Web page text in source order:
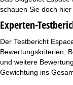
schauen Sie doch
Experten-
Der Testbericht
Bewertungskriterien,
und weitere
Gewichtung ins